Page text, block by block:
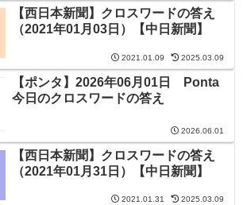
【西日本新聞】クロスワードの答え
（2021年01月03日）【中日新聞】
2021.01.09 2025.03.09
【ポンタ】2026年06月01日 Ponta
今日のクロスワードの答え
2026.06.01
【西日本新聞】クロスワードの答え
（2021年01月31日）【中日新聞】
2021.01.31 2025.03.09